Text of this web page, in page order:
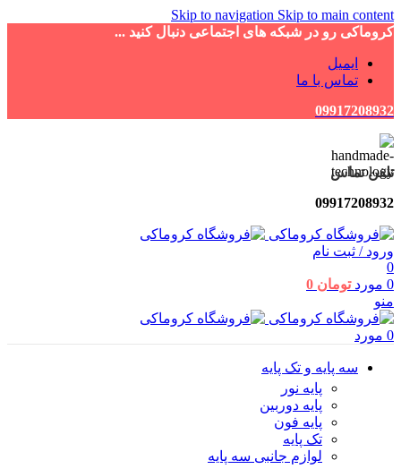
Skip to navigation Skip to main content
کروماکی رو در شبکه های اجتماعی دنبال کنید ...
ایمیل
تماس با ما
09917208932
تلفن تماس
09917208932
ورود / ثبت نام
0
0 مورد تومان
منو
0 مورد
سه پایه و تک پایه
پایه نور
پایه دوربین
پایه فون
تک پایه
لوازم جانبی سه پایه